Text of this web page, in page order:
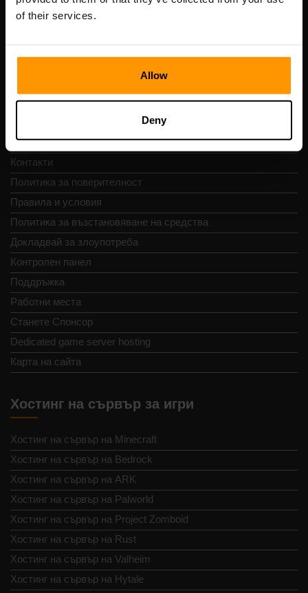
of their services.
Allow
Deny
Адрес: Harju maakond, Tallinn, Kesklinna linnaosa,
Vesivärava tn 50-201, 10152
Бърза навигация
Отзиви
Контакти
Политика за поверителност
Правила и условия
Политика за възстановяване на средства
Докладвай за злоупотреба
Контролен панел
Поддръжка
Работни места
Станете Спонсор
Dedicated game server hosting
Карта на сайта
Хостинг на сървър за игри
Хостинг на сървър на Minecraft
Хостинг на сървър на Bedrock
Хостинг на сървър на ARK
Хостинг на сървър на Palworld
Хостинг на сървър на Project Zomboid
Хостинг на сървър на Rust
Хостинг на сървър на Valheim
Хостинг на сървър на Hytale